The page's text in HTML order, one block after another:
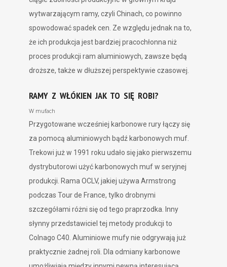
wytwarzającym ramy, czyli Chinach, co powinno
spowodować spadek cen. Ze względu jednak na to,
że ich produkcja jest bardziej pracochłonna niż
proces produkcji ram aluminiowych, zawsze będą
droższe, także w dłuższej perspektywie czasowej.
RAMY Z WŁÓKIEN JAK TO SIĘ ROBI?
W mufach
Przygotowane wcześniej karbonowe rury łączy się
za pomocą aluminiowych bądź karbonowych muf.
Trekowi już w 1991 roku udało się jako pierwszemu
dystrybutorowi użyć karbonowych muf w seryjnej
produkcji. Rama OCLV, jakiej używa Armstrong
podczas Tour de France, tylko drobnymi
szczegółami różni się od tego praprzodka. Inny
słynny przedstawiciel tej metody produkcji to
Colnago C40. Aluminiowe mufy nie odgrywają już
praktycznie żadnej roli. Dla odmiany karbonowe